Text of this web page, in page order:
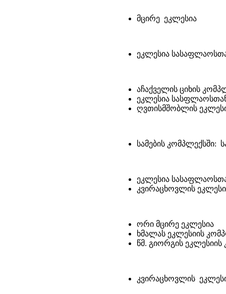
მცირე ეკლესია
ეკლესია
აჩაქველის ციხის
ეკლესია
ღვთისმშობლის
სამების კომპლექსში:
ეკლესია
კვირაცხოვლის
ორი მცირე ეკლესია
ხმალას ეკლესიის
წმ. გიორგის ეკლესიის
კვირაცხოვლის